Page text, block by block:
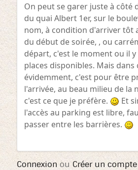
On peut se garer juste à côté
du quai Albert 1er, sur le
nom, à condition d'arriver tôt
du début de soirée, , ou
départ, c'est le moment ou il y
places disponibles. Mais dans
évidemment, c'est pour être
l'arrivée, au beau milieu de la
c'est ce que je préfère.
Et
l'accès au parking est libre,
passer entre les barrières.
ConnexionouCréer un compte